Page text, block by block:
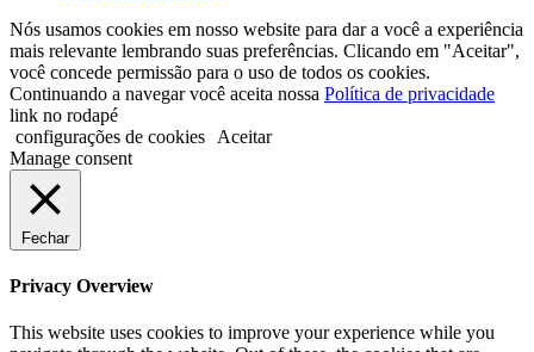
Nós usamos cookies em nosso website para dar a você a experiência
mais relevante lembrando suas preferências. Clicando em "Aceitar",
você concede permissão para o uso de todos os cookies.
Continuando a navegar você aceita nossa Política de privacidade
link no rodapé
configurações de cookies
Aceitar
Manage consent
Fechar
Privacy Overview
This website uses cookies to improve your experience while you